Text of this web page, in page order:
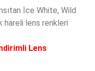
İce White, Wild
hareli lens renkleri
Lens